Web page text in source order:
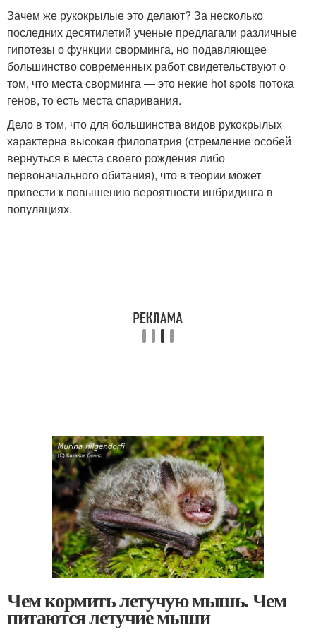
Зачем же рукокрылые это делают? За несколько
последних десятилетий ученые предлагали различные
гипотезы о функции сворминга, но подавляющее
большинство современных работ свидетельствуют о
том, что места сворминга — это некие hot spots потока
генов, то есть места спаривания.
Дело в том, что для большинства видов рукокрылых
характерна высокая филопатрия (стремление особей
вернуться в места своего рождения либо
первоначального обитания), что в теории может
привести к повышению вероятности инбридинга в
популяциях.
Чем кормить летучую мышь. Чем
питаются летучие мыши